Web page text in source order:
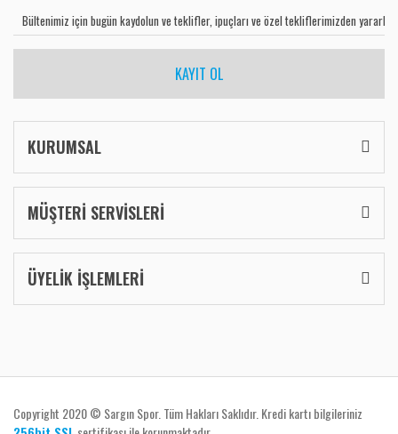
KAYIT OL
KURUMSAL
MÜŞTERİ SERVİSLERİ
ÜYELİK İŞLEMLERİ
Copyright 2020 © Sargın Spor. Tüm Hakları Saklıdır. Kredi kartı bilgileriniz